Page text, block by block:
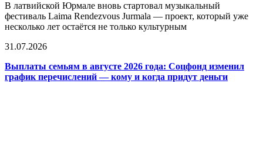
В латвийской Юрмале вновь стартовал музыкальный
фестиваль Laima Rendezvous Jurmala — проект, который уже
несколько лет остаётся не только культурным
31.07.2026
Выплаты семьям в августе 2026 года: Соцфонд изменил
график перечислений — кому и когда придут деньги